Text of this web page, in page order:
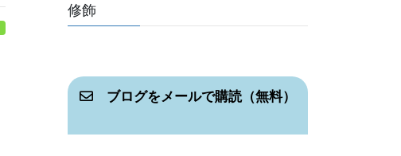
修飾
ブログをメールで購読（無料）